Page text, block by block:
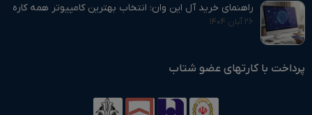
راهنمای خرید آل این وان: انتخاب بهترین کامپیوتر همه‌ کاره
۲۶ آبان ۱۴۰۴
پرداخت با کارتهای عضو شتاب